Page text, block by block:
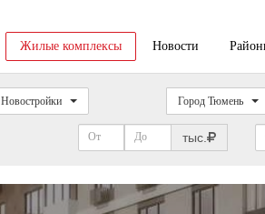
Жилые комплексы Новости
Новостройки Город Тюмень
тыс.